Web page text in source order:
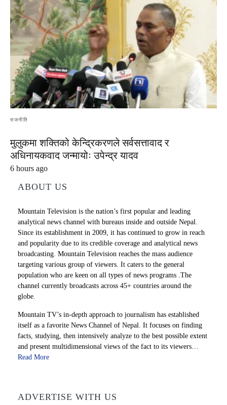
राजनीति
मुलुकमा शक्तिको केन्द्रिकरणले सर्वसत्तावाद र
अधिनायकवाद जन्मायोः उपेन्द्र यादव
6 hours ago
ABOUT US
Mountain Television is the nation’s first popular and leading
analytical news channel with bureaus inside and outside Nepal.
Since its establishment in 2009, it has continued to grow in reach
and popularity due to its credible coverage and analytical news
broadcasting. Mountain Television reaches the mass audience
targeting various group of viewers. It caters to the general
population who are keen on all types of news programs .The
channel currently broadcasts across 45+ countries around the
globe.
Mountain TV’s in-depth approach to journalism has established
itself as a favorite News Channel of Nepal. It focuses on finding
facts, studying, then intensively analyze to the best possible extent
and present multidimensional views of the fact to its viewers…
Read More
ADVERTISE WITH US